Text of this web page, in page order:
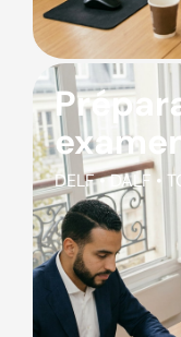
DELF • DALF •